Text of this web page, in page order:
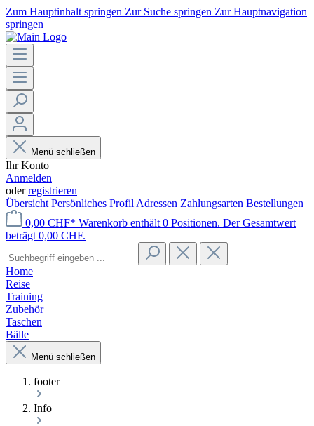
Zum Hauptinhalt springen Zur Suche springen Zur Hauptnavigation
springen
Menü schließen
Ihr Konto
Anmelden
oderregistrieren
Übersicht Persönliches Profil Adressen Zahlungsarten Bestellungen
0,00 CHF* Warenkorb enthält 0 Positionen. Der Gesamtwert
beträgt 0,00 CHF.
Home
Reise
Training
Zubehör
Taschen
Bälle
Menü schließen
footer
Info